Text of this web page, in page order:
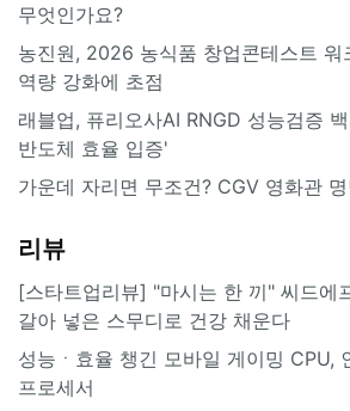
무엇인가요?
농진원, 2026 농식품 창업콘테스트 워
역량 강화에 초점
래블업, 퓨리오사AI RNGD 성능검증 백
반도체 효율 입증'
가운데 자리면 무조건? CGV 영화관
리뷰
[스타트업리뷰] "마시는 한 끼" 씨드에
갈아 넣은 스무디로 건강 채운다
성능ㆍ효율 챙긴 모바일 게이밍 CPU,
프로세서